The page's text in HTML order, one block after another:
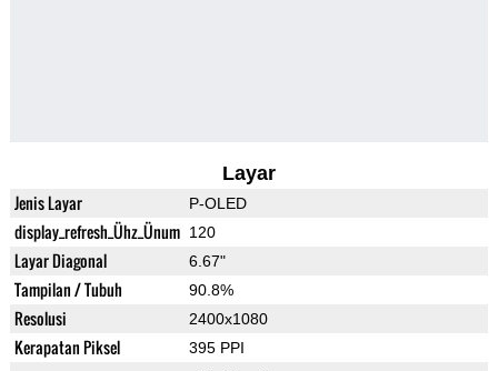
Layar
Jenis Layar P-OLED
display_refresh_Ühz_Ünum 120
Layar Diagonal 6.67"
Tampilan / Tubuh 90.8%
Resolusi 2400x1080
Kerapatan Piksel 395 PPI